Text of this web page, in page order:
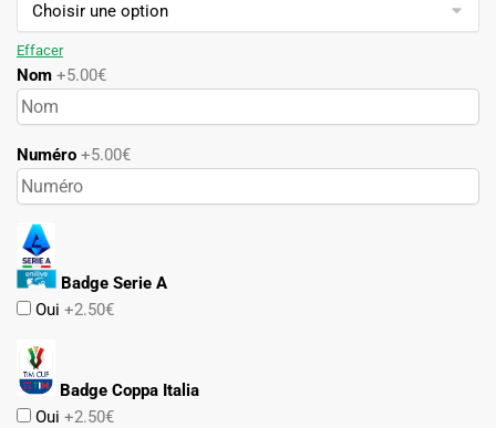
était :
est :
Effacer
Nom +5.00€
Numéro +5.00€
Badge Serie A
Oui +2.50€
Badge Coppa Italia
Oui +2.50€